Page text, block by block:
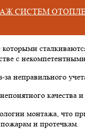
СИСТЕМ
с
неправильного
качества
монтажа, что
пожарам и протечкам.